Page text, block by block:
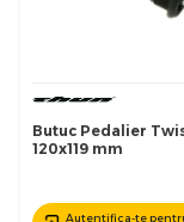
Butuc Pedalier
120x119 mm
Autentifica-te